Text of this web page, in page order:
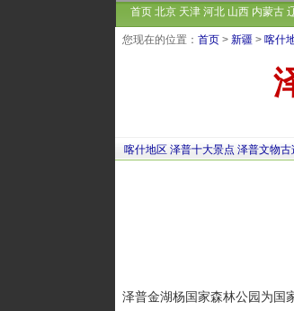
首页 北京 天津 河北 山西 内蒙古
您现在的位置： 首页 > 新疆 > 喀什
喀什地区 泽普十大景点 泽普文物古
泽普金湖杨国家森林公园为国